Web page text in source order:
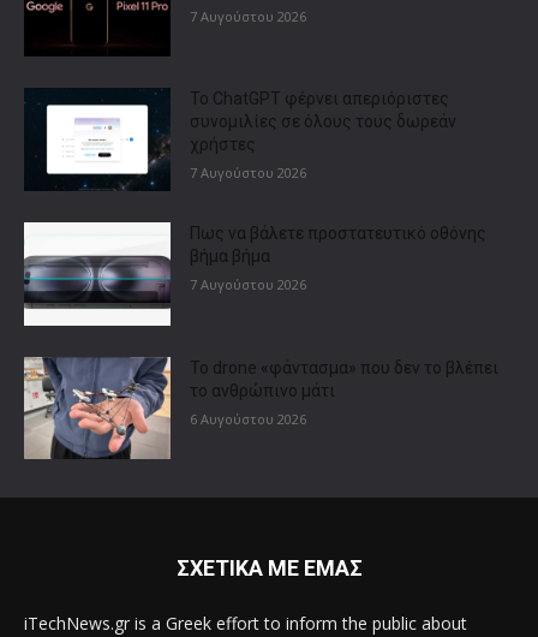
7 Αυγούστου 2026
Το ChatGPT φέρνει απεριόριστες
συνομιλίες σε όλους τους δωρεάν
χρήστες
7 Αυγούστου 2026
Πως να βάλετε προστατευτικό οθόνης
βήμα βήμα
7 Αυγούστου 2026
Το drone «φάντασμα» που δεν το βλέπει
το ανθρώπινο μάτι
6 Αυγούστου 2026
ΣΧΕΤΙΚΑ ΜΕ ΕΜΑΣ
iTechNews.gr is a Greek effort to inform the public about